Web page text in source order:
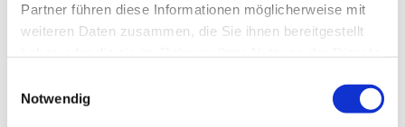
Partner führen diese Informationen möglicherweise mit
weiteren Daten zusammen, die Sie ihnen bereitgestellt
Notwendig
- Messung Blutdruck 
- Messung Gesamtcholesterin